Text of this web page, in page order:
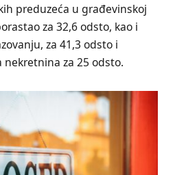
preduzeća u građevinskoj
za 32,6 odsto, kao i
za 41,3 odsto i
za 25 odsto.